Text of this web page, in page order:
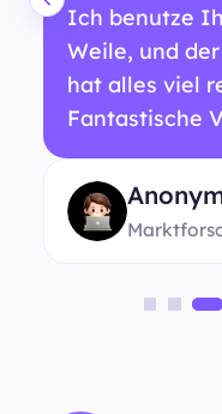
Ich benutze
Weile, und
hat alles viel
Fantastische